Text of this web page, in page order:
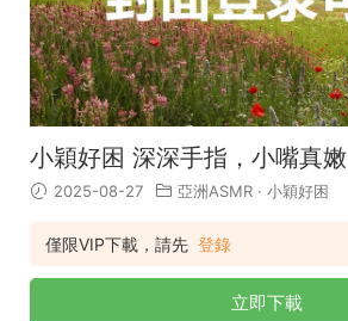
小穎好困 深深手指，小嘴真嫩
2025-08-27 亞洲ASMR · 小穎好困
僅限VIP下載，請先 登錄
立即下載